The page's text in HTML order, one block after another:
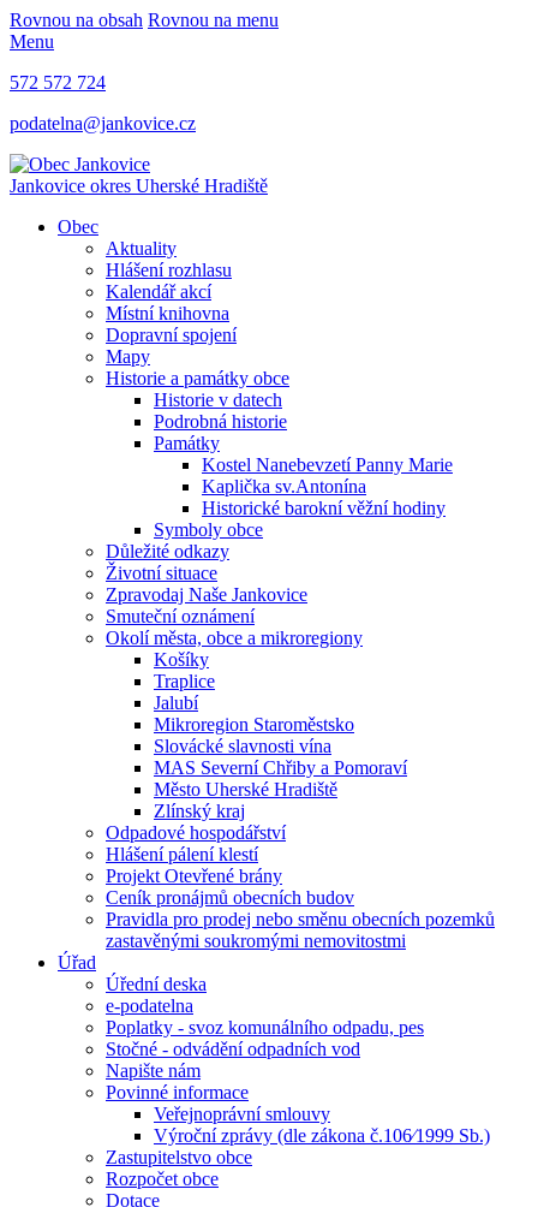
Rovnou na obsah Rovnou na menu
Menu
572 572 724
podatelna@jankovice.cz
Jankovice okres Uherské Hradiště
Obec
Aktuality
Hlášení rozhlasu
Kalendář akcí
Místní knihovna
Dopravní spojení
Mapy
Historie a památky obce
Historie v datech
Podrobná historie
Památky
Kostel Nanebevzetí Panny Marie
Kaplička sv.Antonína
Historické barokní věžní hodiny
Symboly obce
Důležité odkazy
Životní situace
Zpravodaj Naše Jankovice
Smuteční oznámení
Okolí města, obce a mikroregiony
Košíky
Traplice
Jalubí
Mikroregion Staroměstsko
Slovácké slavnosti vína
MAS Severní Chřiby a Pomoraví
Město Uherské Hradiště
Zlínský kraj
Odpadové hospodářství
Hlášení pálení klestí
Projekt Otevřené brány
Ceník pronájmů obecních budov
Pravidla pro prodej nebo směnu obecních pozemků
zastavěnými soukromými nemovitostmi
Úřad
Úřední deska
e-podatelna
Poplatky - svoz komunálního odpadu, pes
Stočné - odvádění odpadních vod
Napište nám
Povinné informace
Veřejnoprávní smlouvy
Výroční zprávy (dle zákona č.106⁄1999 Sb.)
Zastupitelstvo obce
Rozpočet obce
Dotace